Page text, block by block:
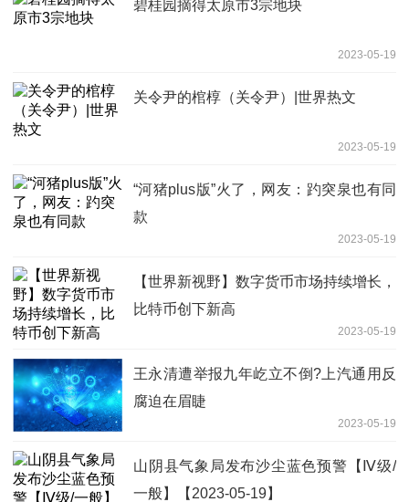
碧桂园摘得太原市3宗地块
2023-05-19
关令尹的棺椁（关令尹）|世界热文
2023-05-19
“河猪plus版”火了，网友：趵突泉也有同
款
2023-05-19
【世界新视野】数字货币市场持续增长，
比特币创下新高
2023-05-19
王永清遭举报九年屹立不倒?上汽通用反
腐迫在眉睫
2023-05-19
山阴县气象局发布沙尘蓝色预警【Ⅳ级/
一般】【2023-05-19】